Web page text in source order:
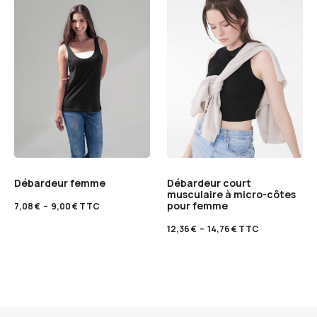
Débardeur femme
7,08€ – 9,00€TTC
Débardeur court
musculaire à micro-côtes
pour femme
12,36€ – 14,76€TTC